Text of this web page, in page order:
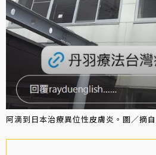
阿滴到日本治療異位性皮膚炎。圖／摘自